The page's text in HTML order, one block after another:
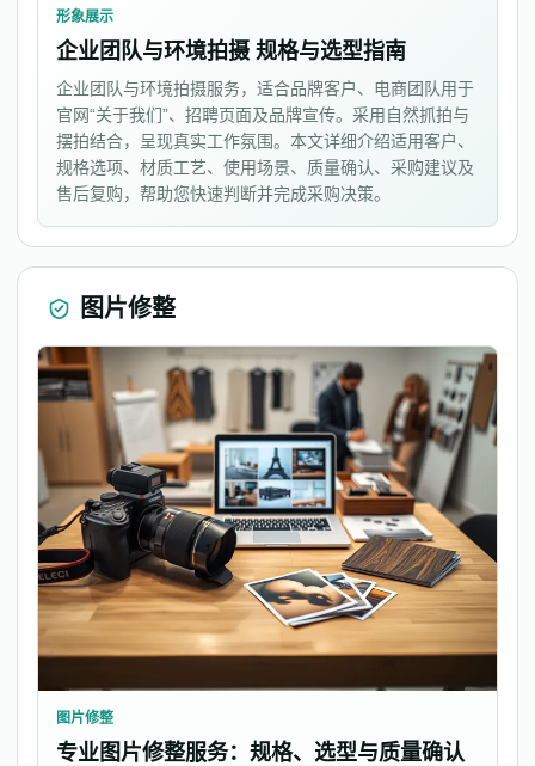
形象展示
企业团队与环境拍摄 规格与选型指南
企业团队与环境拍摄服务，适合品牌客户、电商团队用于
官网“关于我们”、招聘页面及品牌宣传。采用自然抓拍与
摆拍结合，呈现真实工作氛围。本文详细介绍适用客户、
规格选项、材质工艺、使用场景、质量确认、采购建议及
售后复购，帮助您快速判断并完成采购决策。
图片修整
图片修整
专业图片修整服务：规格、选型与质量确认